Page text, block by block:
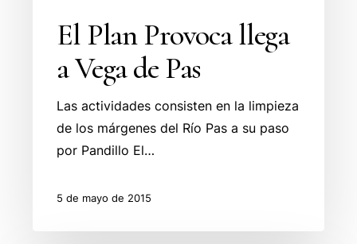
El Plan Provoca llega
a Vega de Pas
Las actividades consisten en la limpieza
de los márgenes del Río Pas a su paso
por Pandillo El…
5 de mayo de 2015